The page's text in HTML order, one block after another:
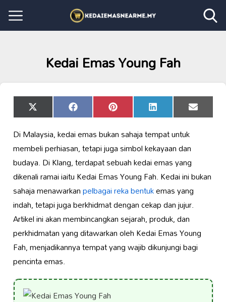
Kedai Emas Young Fah
Share
on
X
(Twitter)
Share
on
Facebook Share
on
Pinterest Share
on
LinkedIn Share
on
Email
Di Malaysia, kedai emas bukan sahaja tempat untuk
membeli perhiasan, tetapi juga simbol kekayaan dan
budaya. Di Klang, terdapat sebuah kedai emas yang
dikenali ramai iaitu Kedai Emas Young Fah. Kedai ini bukan
sahaja menawarkanpelbagai reka bentukemas yang
indah, tetapi juga berkhidmat dengan cekap dan jujur.
Artikel ini akan membincangkan sejarah, produk, dan
perkhidmatan yang ditawarkan oleh Kedai Emas Young
Fah, menjadikannya tempat yang wajib dikunjungi bagi
pencinta emas.